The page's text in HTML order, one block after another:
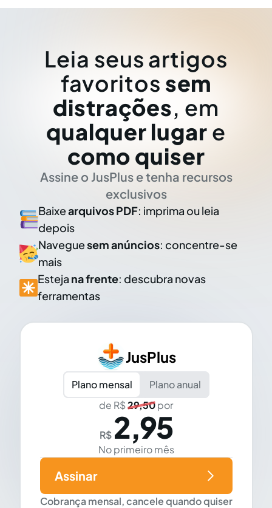
Leia seus artigos
favoritos sem
distrações, em
qualquer lugar e
como quiser
Assine o JusPlus e tenha recursos
exclusivos
Baixearquivos PDF: imprima ou leia
depois
Naveguesem anúncios: concentre-se
mais
Esteja na frente: descubra novas
ferramentas
JusPlus
Plano mensal
Plano anual
de R$29,50por
R$ 2,95
No primeiro mês
Cobrança mensal, cancele quando quiser
Assinar